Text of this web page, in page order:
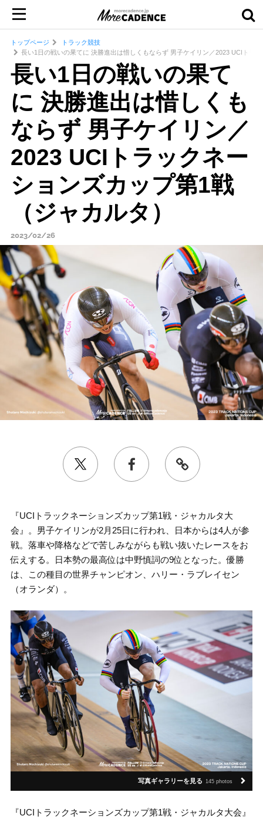
トップページ
トラック競技
長い1日の戦いの果てに 決勝進出は惜しくもならず 男子ケイリン／2023 UCIトラ
長い1日の戦いの果て
に 決勝進出は惜しくも
ならず 男子ケイリン／
2023 UCIトラックネー
ションズカップ第1戦
（ジャカルタ）
2023/02/26
『UCIトラックネーションズカップ第1戦・ジャカルタ大
会』。男子ケイリンが2月25日に行われ、日本からは4人が参
戦。落車や降格などで苦しみながらも戦い抜いたレースをお
伝えする。日本勢の最高位は中野慎詞の9位となった。優勝
は、この種目の世界チャンピオン、ハリー・ラブレイセン
（オランダ）。
写真ギャラリーを見る 145 photos
『UCIトラックネーションズカップ第1戦・ジャカルタ大会』